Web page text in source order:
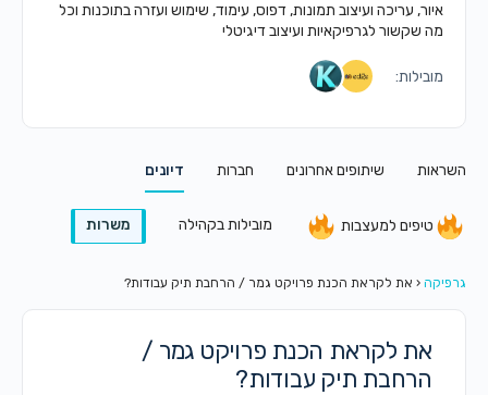
איור, עריכה ועיצוב תמונות, דפוס, עימוד, שימוש ועזרה בתוכנות וכל
מה שקשור לגרפיקאיות ועיצוב דיגיטלי
מובילות:
השראות שיתופים אחרונים חברות דיונים
טיפים למעצבות מובילות בקהילה משרות
גרפיקה ‹ את לקראת הכנת פרויקט גמר / הרחבת תיק עבודות?
את לקראת הכנת פרויקט גמר /
הרחבת תיק עבודות?